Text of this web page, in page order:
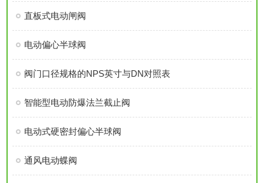
直板式电动闸阀
电动偏心半球阀
阀门口径规格的NPS英寸与DN对照表
智能型电动防爆法兰截止阀
电动式硬密封偏心半球阀
通风电动蝶阀